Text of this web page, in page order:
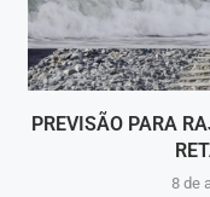
PREVISÃO PARA
8 de